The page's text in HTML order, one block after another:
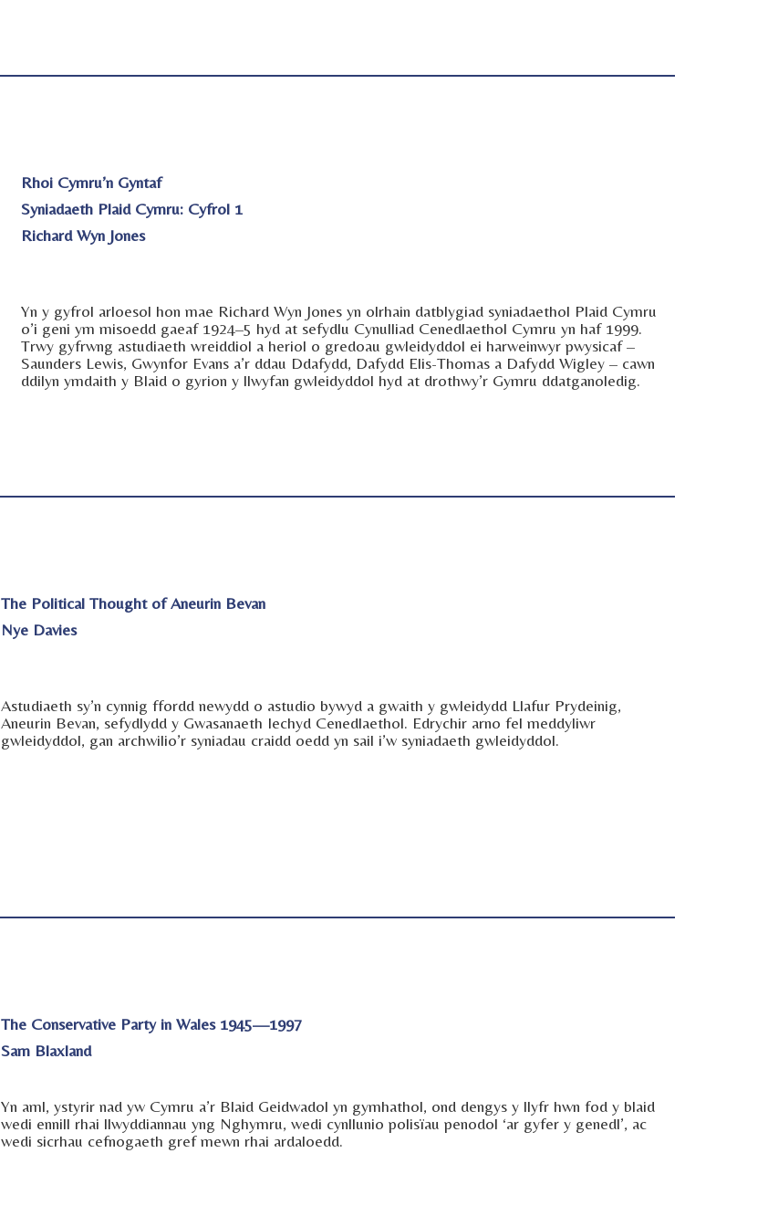
Rhoi Cymru’n Gyntaf
Syniadaeth Plaid Cymru: Cyfrol 1
Richard Wyn Jones
Yn y gyfrol arloesol hon mae Richard Wyn Jones yn olrhain datblygiad syniadaethol Plaid Cymru
o’i geni ym misoedd gaeaf 1924–5 hyd at sefydlu Cynulliad Cenedlaethol Cymru yn haf 1999.
Trwy gyfrwng astudiaeth wreiddiol a heriol o gredoau gwleidyddol ei harweinwyr pwysicaf –
Saunders Lewis, Gwynfor Evans a’r ddau Ddafydd, Dafydd Elis-Thomas a Dafydd Wigley – cawn
ddilyn ymdaith y Blaid o gyrion y llwyfan gwleidyddol hyd at drothwy’r Gymru ddatganoledig.
The Political Thought of Aneurin Bevan
Nye Davies
Astudiaeth sy’n cynnig ffordd newydd o astudio bywyd a gwaith y gwleidydd Llafur Prydeinig,
Aneurin Bevan, sefydlydd y Gwasanaeth Iechyd Cenedlaethol. Edrychir arno fel meddyliwr
gwleidyddol, gan archwilio’r syniadau craidd oedd yn sail i’w syniadaeth gwleidyddol.
The Conservative Party in Wales 1945—1997
Sam Blaxland
Yn aml, ystyrir nad yw Cymru a’r Blaid Geidwadol yn gymhathol, ond dengys y llyfr hwn fod y blaid
wedi ennill rhai llwyddiannau yng Nghymru, wedi cynllunio polisïau penodol ‘ar gyfer y genedl’, ac
wedi sicrhau cefnogaeth gref mewn rhai ardaloedd.